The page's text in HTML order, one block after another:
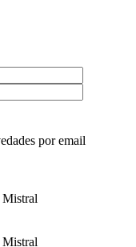
por email